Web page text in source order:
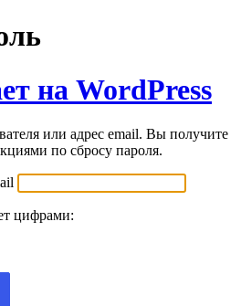
на WordPress
или адрес email. Вы получите
по сбросу пароля.
цифрами: